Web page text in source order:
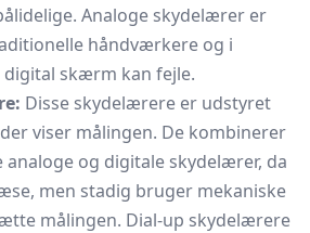
Analoge skydelærer er
håndværkere og i
digital skærm kan fejle.
Disse skydelærere er udstyret
der viser målingen. De kombinerer
analoge og digitale skydelærer, da
men stadig bruger mekaniske
målingen. Dial-up skydelærere